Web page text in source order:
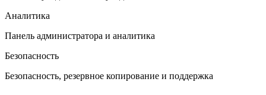
Аналитика
Панель администратора и аналитика
Безопасность
Безопасность, резервное копирование и поддержка